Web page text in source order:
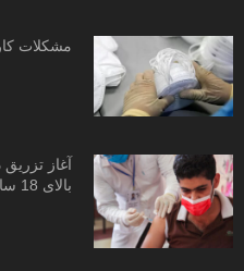
مشکلات
آغاز
بالای 18 سال